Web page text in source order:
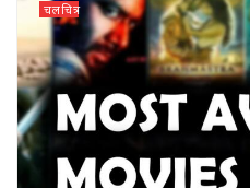
चलचित्र